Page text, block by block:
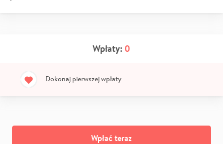
Wpłaty: 0
Dokonaj pierwszej wpłaty
Wpłać teraz